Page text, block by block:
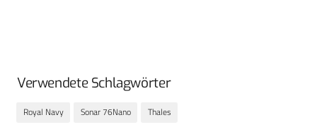
Verwendete Schlagwörter
Royal Navy Sonar 76Nano Thales